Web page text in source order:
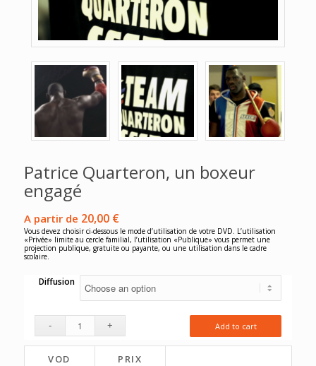
Patrice Quarteron, un boxeur
engagé
A partir de 20,00 €
Vous devez choisir ci-dessous le mode d’utilisation de votre DVD. L’utilisation
«Privée» limite au cercle familial, l’utilisation «Publique» vous permet une
projection publique, gratuite ou payante, ou une utilisation dans le cadre
scolaire.
Diffusion
Add to cart
VOD PRIX